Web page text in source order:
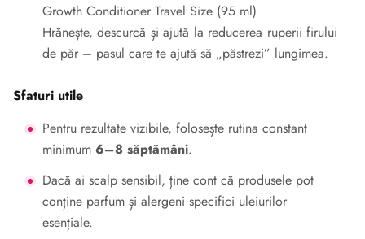
Growth Conditioner Travel Size (95 ml)
Hrănește, descurcă și ajută la reducerea ruperii firului
de păr – pasul care te ajută să „păstrezi” lungimea.
Sfaturi utile
Pentru rezultate vizibile, folosește rutina constant
minimum 6–8 săptămâni.
Dacă ai scalp sensibil, ține cont că produsele pot
conține parfum și alergeni specifici uleiurilor
esențiale.